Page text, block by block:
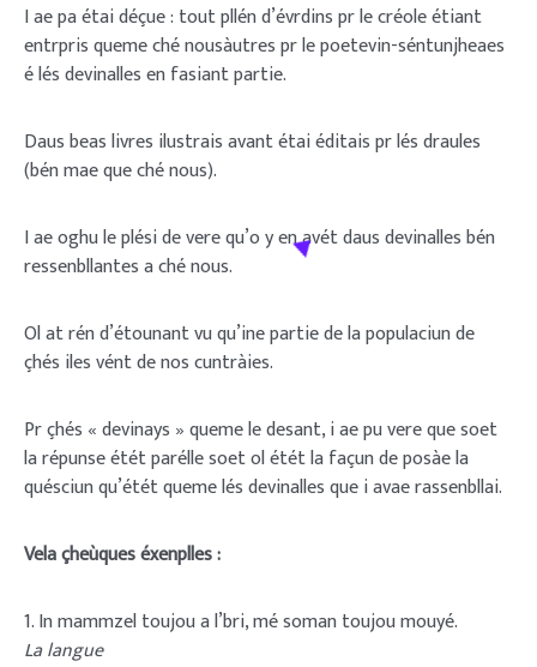
I ae pa étai déçue : tout pllén d’évrdins pr le créole étiant
entrpris queme ché nousàutres pr le poetevin-séntunjheaes
é lés devinalles en fasiant partie.
Daus beas livres ilustrais avant étai éditais pr lés draules
(bén mae que ché nous).
I ae oghu le plési de vere qu’o y en avét daus devinalles bén
ressenbllantes a ché nous.
Ol at rén d’étounant vu qu’ine partie de la populaciun de
çhés iles vént de nos cuntràies.
Pr çhés « devinays » queme le desant, i ae pu vere que soet
la répunse étét parélle soet ol étét la façun de posàe la
quésciun qu’étét queme lés devinalles que i avae rassenbllai.
Vela çheùques éxenplles :
1. In mammzel toujou a l’bri, mé soman toujou mouyé.
La langue